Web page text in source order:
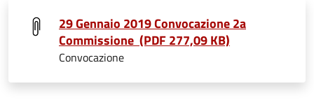
29 Gennaio 2019 Convocazione 2a
Commissione (PDF 277,09 KB)
Convocazione